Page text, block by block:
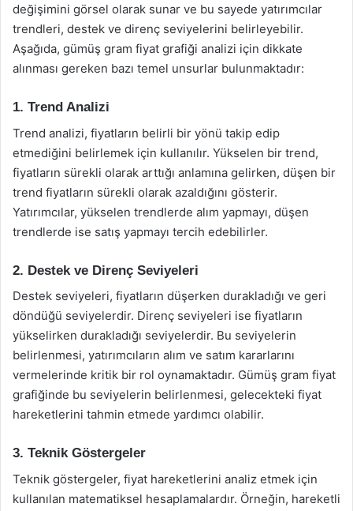
değişimini görsel olarak sunar ve bu sayede yatırımcılar
trendleri, destek ve direnç seviyelerini belirleyebilir.
Aşağıda, gümüş gram fiyat grafiği analizi için dikkate
alınması gereken bazı temel unsurlar bulunmaktadır:
1. Trend Analizi
Trend analizi, fiyatların belirli bir yönü takip edip
etmediğini belirlemek için kullanılır. Yükselen bir trend,
fiyatların sürekli olarak arttığı anlamına gelirken, düşen bir
trend fiyatların sürekli olarak azaldığını gösterir.
Yatırımcılar, yükselen trendlerde alım yapmayı, düşen
trendlerde ise satış yapmayı tercih edebilirler.
2. Destek ve Direnç Seviyeleri
Destek seviyeleri, fiyatların düşerken durakladığı ve geri
döndüğü seviyelerdir. Direnç seviyeleri ise fiyatların
yükselirken durakladığı seviyelerdir. Bu seviyelerin
belirlenmesi, yatırımcıların alım ve satım kararlarını
vermelerinde kritik bir rol oynamaktadır. Gümüş gram fiyat
grafiğinde bu seviyelerin belirlenmesi, gelecekteki fiyat
hareketlerini tahmin etmede yardımcı olabilir.
3. Teknik Göstergeler
Teknik göstergeler, fiyat hareketlerini analiz etmek için
kullanılan matematiksel hesaplamalardır. Örneğin, hareketli